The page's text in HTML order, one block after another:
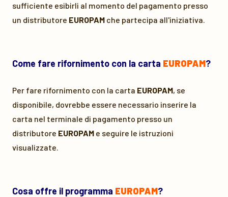
sufficiente esibirli al momento del pagamento presso
un distributore EUROPAM che partecipa all'iniziativa.
Come fare rifornimento con la carta EUROPAM?
Per fare rifornimento con la carta EUROPAM, se
disponibile, dovrebbe essere necessario inserire la
carta nel terminale di pagamento presso un
distributore EUROPAM e seguire le istruzioni
visualizzate.
Cosa offre il programma EUROPAM?